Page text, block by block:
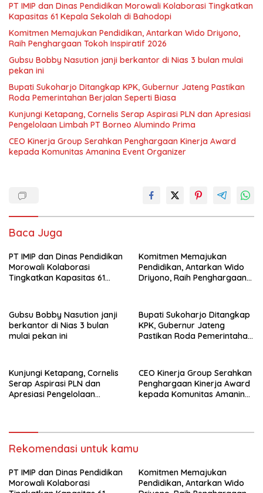
PT IMIP dan Dinas Pendidikan Morowali Kolaborasi Tingkatkan
Kapasitas 61 Kepala Sekolah di Bahodopi
Komitmen Memajukan Pendidikan, Antarkan Wido Driyono,
Raih Penghargaan Tokoh Inspiratif 2026
Gubsu Bobby Nasution janji berkantor di Nias 3 bulan mulai
pekan ini
Bupati Sukoharjo Ditangkap KPK, Gubernur Jateng Pastikan
Roda Pemerintahan Berjalan Seperti Biasa
Kunjungi Ketapang, Cornelis Serap Aspirasi PLN dan Apresiasi
Pengelolaan Limbah PT Borneo Alumindo Prima
CEO Kinerja Group Serahkan Penghargaan Kinerja Award
kepada Komunitas Amanina Event Organizer
Baca Juga
PT IMIP dan Dinas Pendidikan
Morowali Kolaborasi
Tingkatkan Kapasitas 61
Komitmen Memajukan
Pendidikan, Antarkan Wido
Driyono, Raih Penghargaan
Gubsu Bobby Nasution janji
berkantor di Nias 3 bulan
mulai pekan ini
Bupati Sukoharjo Ditangkap
KPK, Gubernur Jateng
Pastikan Roda Pemerintahan
Kunjungi Ketapang, Cornelis
Serap Aspirasi PLN dan
Apresiasi Pengelolaan
CEO Kinerja Group Serahkan
Penghargaan Kinerja Award
kepada Komunitas Amanina
Rekomendasi untuk kamu
PT IMIP dan Dinas Pendidikan
Morowali Kolaborasi
Komitmen Memajukan
Pendidikan, Antarkan Wido